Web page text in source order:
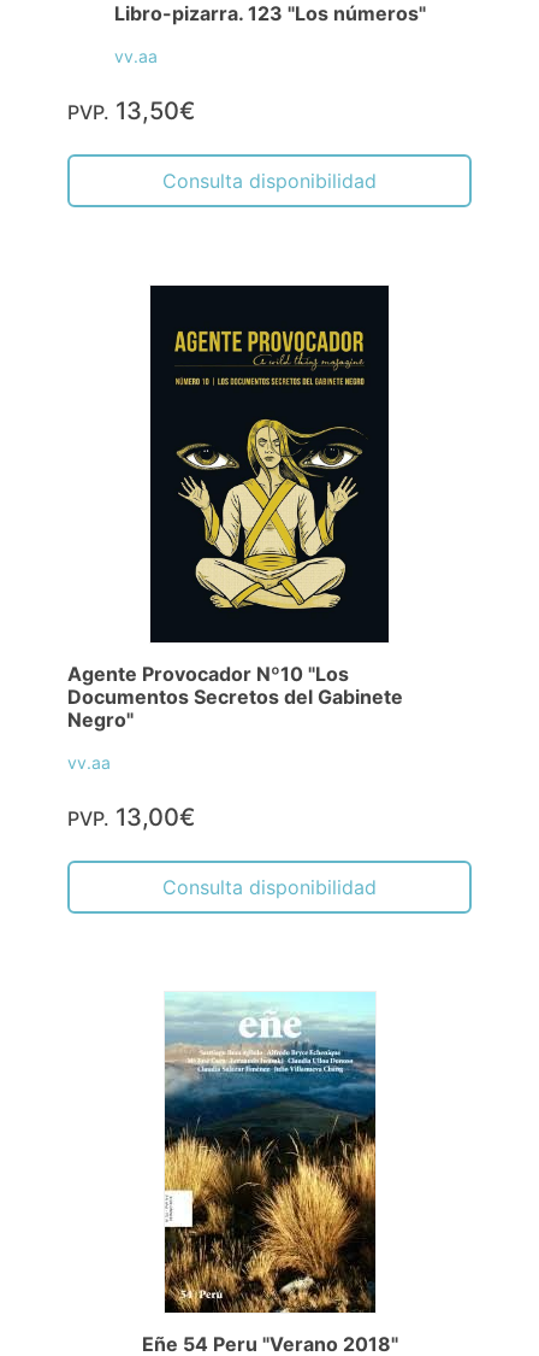
Libro-pizarra. 123 "Los números"
vv.aa
PVP. 13,50€
Consulta disponibilidad
Agente Provocador Nº10 "Los
Documentos Secretos del Gabinete
Negro"
vv.aa
PVP. 13,00€
Consulta disponibilidad
Eñe 54 Peru "Verano 2018"